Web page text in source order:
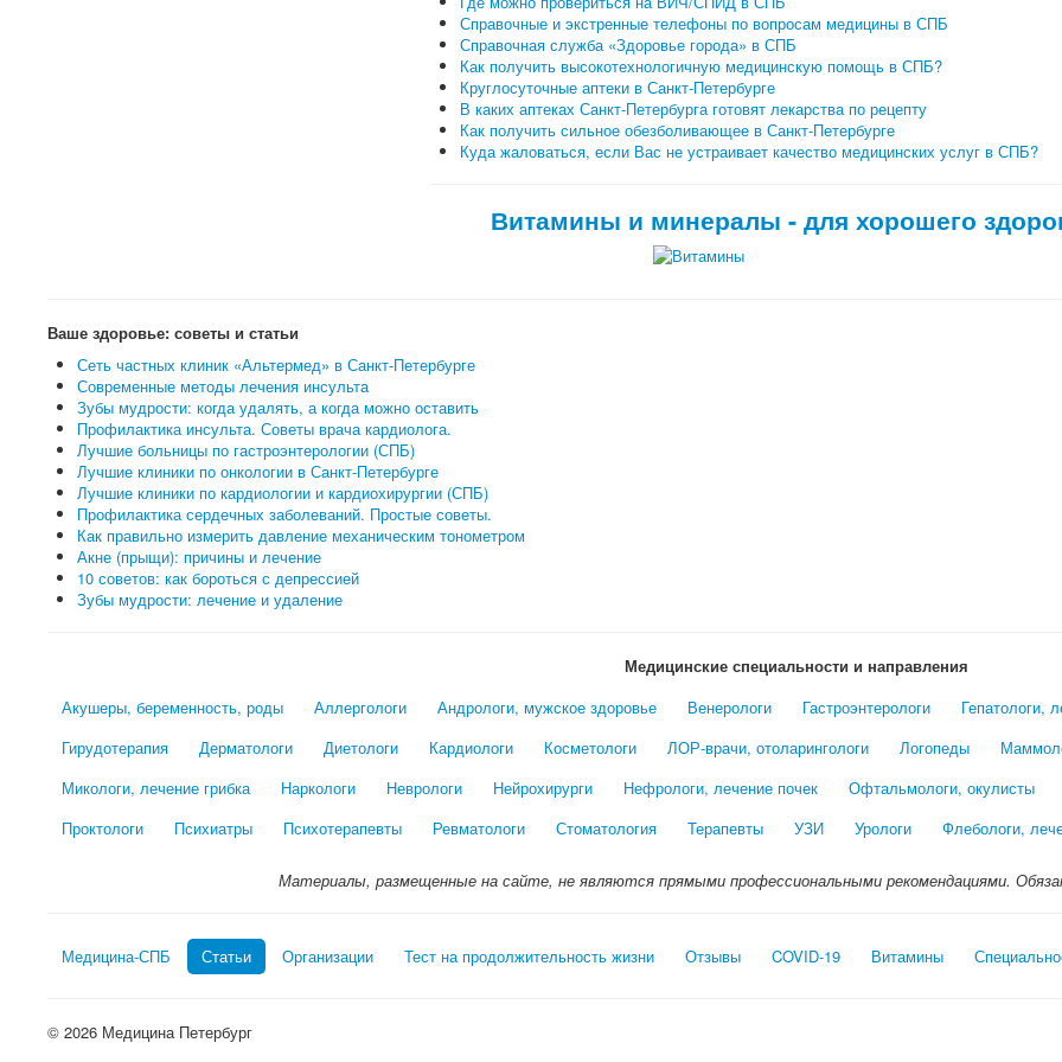
Справочные и экстренные телефоны по вопросам медицины в СПБ
Справочная служба «Здоровье города» в СПБ
Как получить высокотехнологичную медицинскую помощь в СПБ?
Круглосуточные аптеки в Санкт-Петербурге
В каких аптеках Санкт-Петербурга готовят лекарства по рецепту
Как получить сильное обезболивающее в Санкт-Петербурге
Куда жаловаться, если Вас не устраивает качество медицинских услуг в СПБ?
Витамины и минералы - для хорошего
Ваше здоровье: советы и статьи
Сеть частных клиник «Альтермед» в Санкт-Петербурге
Современные методы лечения инсульта
Зубы мудрости: когда удалять, а когда можно оставить
Профилактика инсульта. Советы врача кардиолога.
Лучшие больницы по гастроэнтерологии (СПБ)
Лучшие клиники по онкологии в Санкт-Петербурге
Лучшие клиники по кардиологии и кардиохирургии (СПБ)
Профилактика сердечных заболеваний. Простые советы.
Как правильно измерить давление механическим тонометром
Акне (прыщи): причины и лечение
10 советов: как бороться с депрессией
Зубы мудрости: лечение и удаление
Медицинские специальности и направления
Акушеры, беременность, роды
Аллергологи Андрологи, мужское здоровье Венерологи Гастроэнтерологи
Гепатологи,
Гирудотерапия
Дерматологи Диетологи Кардиологи Косметологи ЛОР-врачи, отоларингологи Логопеды
Микологи, лечение грибка
Наркологи Неврологи Нейрохирурги Нефрологи, лечение почек
Офтальмологи, окулисты
Проктологи
Психиатры Психотерапевты Ревматологи Стоматология Терапевты УЗИ Урологи Флебологи,
Материалы, размещенные на сайте, не являются прямыми профессиональными рекомендациями.
Медицина-СПБ Статьи Организации Тест на продолжительность жизни Отзывы COVID-19 Витамины
© 2026 Медицина Петербург